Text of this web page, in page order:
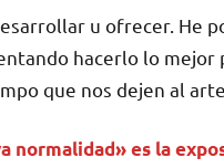
u ofrecer. He
hacerlo lo
que nos dejen al
normalidad» es la